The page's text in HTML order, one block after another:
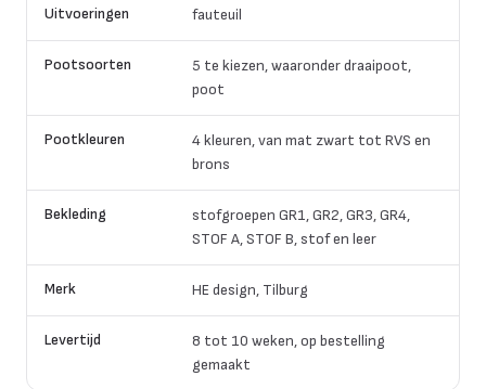
Uitvoeringen fauteuil
Pootsoorten
5 te kiezen, waaronder draaipoot,
poot
Pootkleuren
4 kleuren, van mat zwart tot RVS en
brons
Bekleding
stofgroepen GR1, GR2, GR3, GR4,
STOF A, STOF B, stof en leer
Merk HE design, Tilburg
Levertijd
8 tot 10 weken, op bestelling
gemaakt